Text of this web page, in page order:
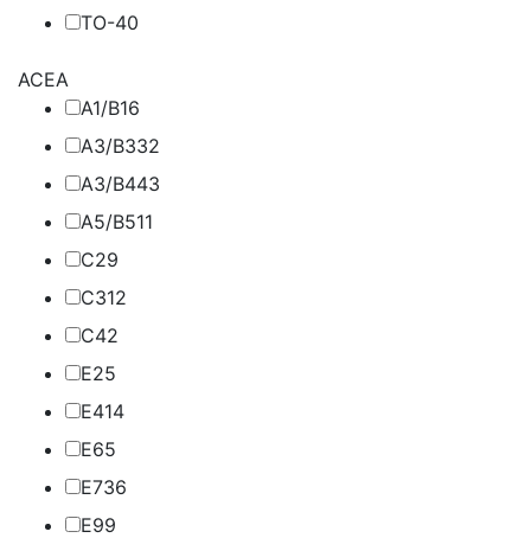
TO-40
ACEA
A1/B16
A3/B332
A3/B443
A5/B511
C29
C312
C42
E25
E414
E65
E736
E99